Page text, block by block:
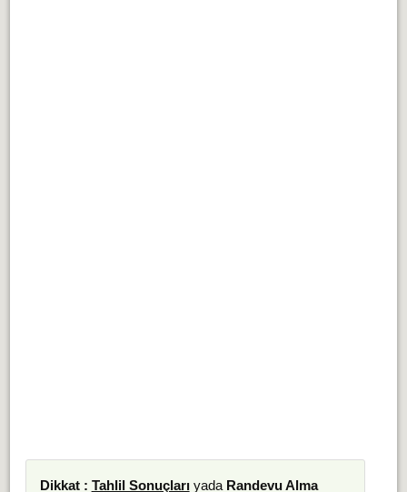
Dikkat : Tahlil Sonuçlarıyada Randevu Alma